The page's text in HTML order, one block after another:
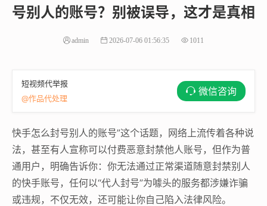
号别人的账号？别被误导，这才是真相
admin 2026-07-06 01:56:35 1011
短视频代举报
@作品代处理
微信咨询
快手怎么封号别人的账号”这个话题，网络上流传着各种说
法，甚至有人宣称可以付费恶意封禁他人账号，但作为普
通用户，明确告诉你：你无法通过正常渠道随意封禁别人
的快手账号，任何以“代人封号”为噱头的服务都涉嫌诈骗
或违规，不仅无效，还可能让你自己陷入法律风险。